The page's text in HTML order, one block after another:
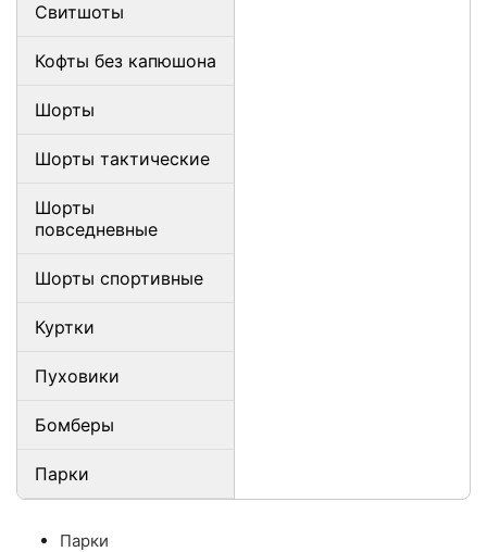
Свитшоты
Кофты без капюшона
Шорты
Шорты тактические
Шорты
повседневные
Шорты спортивные
Куртки
Пуховики
Бомберы
Парки
Парки